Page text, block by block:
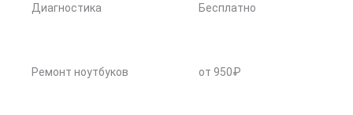
Диагностика Бесплатно
Ремонт ноутбуков от 950₽